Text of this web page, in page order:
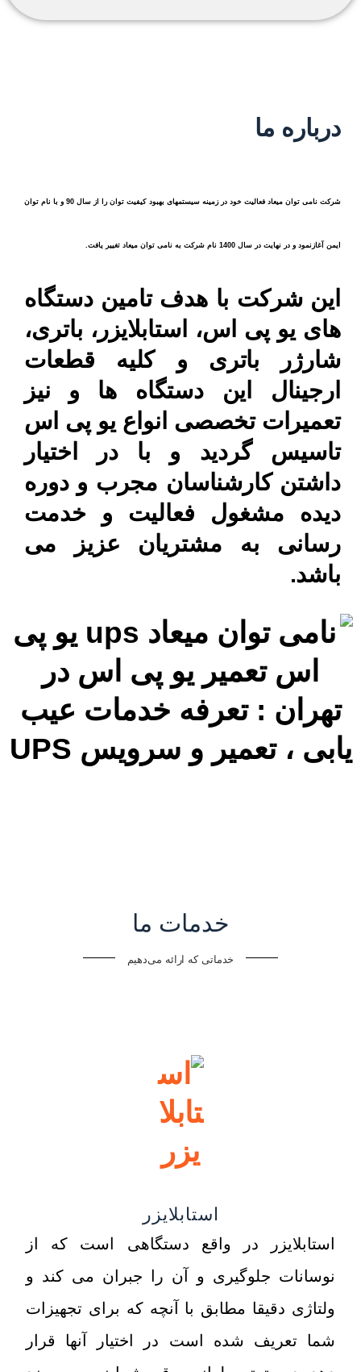
درباره ما
شرکت نامی توان میعاد فعالیت خود در زمینه سیستمهای بهبود کیفیت توان را از سال 90 و با نام توان
ایمن آغازنمود و در نهایت در سال 1400 نام شرکت به نامی توان میعاد تغییر یافت.
این شرکت با هدف تامین دستگاه
های یو پی اس، استابلایزر، باتری،
شارژر باتری و کلیه قطعات
ارجینال این دستگاه ها و نیز
تعمیرات تخصصی انواع یو پی اس
تاسیس گردید و با در اختیار
داشتن کارشناسان مجرب و دوره
دیده مشغول فعالیت و خدمت
رسانی به مشتریان عزیز می
باشد.
خدمات ما
خدماتی که ارائه می‌دهیم
استابلایزر
استابلایزر در واقع دستگاهی است که از
نوسانات جلوگیری و آن را جبران می کند و
ولتاژی دقیقا مطابق با آنچه که برای تجهیزات
شما تعریف شده است در اختیار آنها قرار